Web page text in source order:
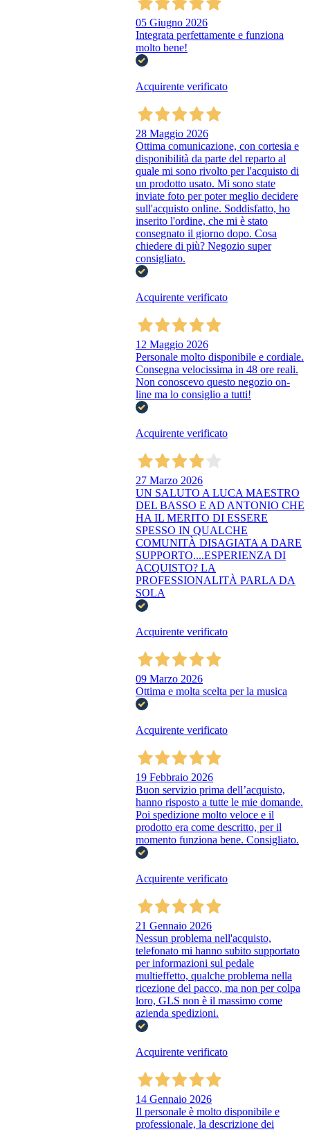
05 Giugno 2026
Integrata perfettamente e funziona
molto bene!
Acquirente verificato
28 Maggio 2026
Ottima comunicazione, con cortesia e
disponibilità da parte del reparto al
quale mi sono rivolto per l'acquisto di
un prodotto usato. Mi sono state
inviate foto per poter meglio decidere
sull'acquisto online. Soddisfatto, ho
inserito l'ordine, che mi è stato
consegnato il giorno dopo. Cosa
chiedere di più? Negozio super
consigliato.
Acquirente verificato
12 Maggio 2026
Personale molto disponibile e cordiale.
Consegna velocissima in 48 ore reali.
Non conoscevo questo negozio on-
line ma lo consiglio a tutti!
Acquirente verificato
27 Marzo 2026
UN SALUTO A LUCA MAESTRO
DEL BASSO E AD ANTONIO CHE
HA IL MERITO DI ESSERE
SPESSO IN QUALCHE
COMUNITÀ DISAGIATA A DARE
SUPPORTO....ESPERIENZA DI
ACQUISTO? LA
PROFESSIONALITÀ PARLA DA
SOLA
Acquirente verificato
09 Marzo 2026
Ottima e molta scelta per la musica
Acquirente verificato
19 Febbraio 2026
Buon servizio prima dell’acquisto,
hanno risposto a tutte le mie domande.
Poi spedizione molto veloce e il
prodotto era come descritto, per il
momento funziona bene. Consigliato.
Acquirente verificato
21 Gennaio 2026
Nessun problema nell'acquisto,
telefonato mi hanno subito supportato
per informazioni sul pedale
multieffetto, qualche problema nella
ricezione del pacco, ma non per colpa
loro, GLS non è il massimo come
azienda spedizioni.
Acquirente verificato
14 Gennaio 2026
Il personale è molto disponibile e
professionale, la descrizione dei